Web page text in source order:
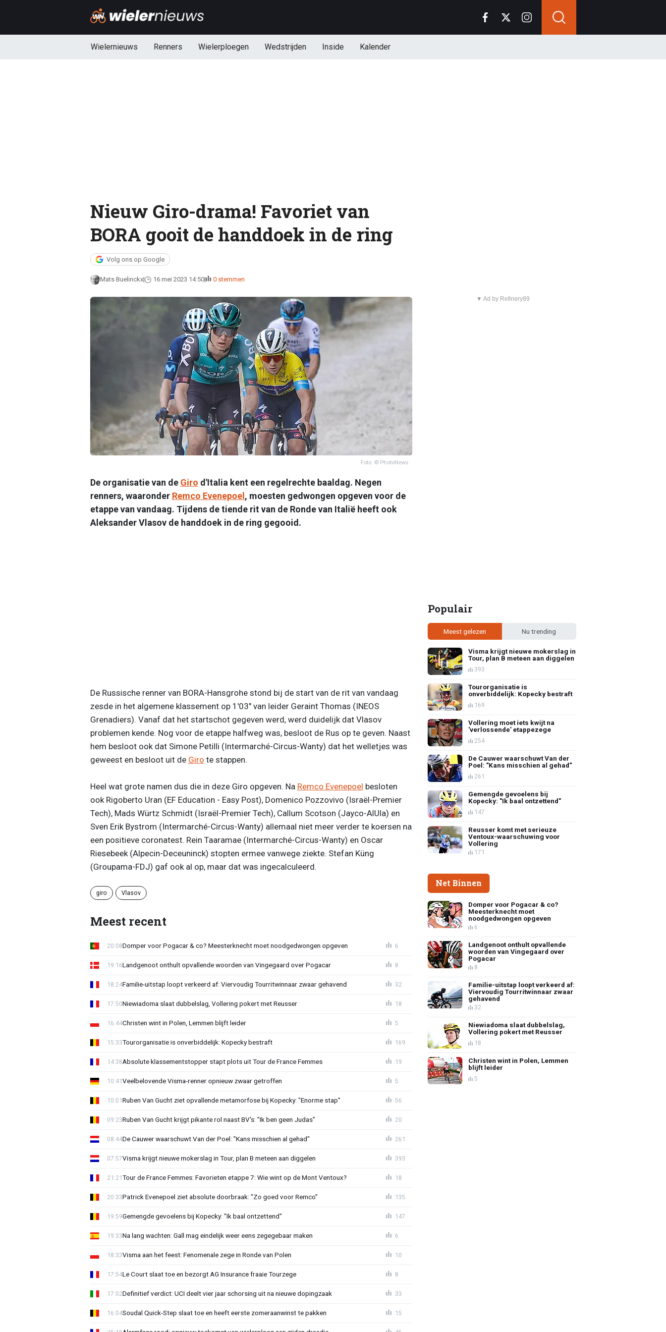
Wielernieuws Renners Wielerploegen Wedstrijden Inside Kalender
Nieuw Giro-drama! Favoriet van
BORA gooit de handdoek in de ring
Volg ons op Google
Mats Buelinckx 16 mei 2023 14:50 0 stemmen
Foto: © PhotoNews
De organisatie van de Giro d'Italia kent een regelrechte baaldag. Negen
renners, waaronder Remco Evenepoel, moesten gedwongen opgeven voor de
etappe van vandaag. Tijdens de tiende rit van de Ronde van Italië heeft ook
Aleksander Vlasov de handdoek in de ring gegooid.
De Russische renner van BORA-Hansgrohe stond bij de start van de rit van vandaag
zesde in het algemene klassement op 1'03" van leider Geraint Thomas (INEOS
Grenadiers). Vanaf dat het startschot gegeven werd, werd duidelijk dat Vlasov
problemen kende. Nog voor de etappe halfweg was, besloot de Rus op te geven. Naast
hem besloot ook dat Simone Petilli (Intermarché-Circus-Wanty) dat het welletjes was
geweest en besloot uit de Giro te stappen.
Heel wat grote namen dus die in deze Giro opgeven. Na Remco Evenepoel besloten
ook Rigoberto Uran (EF Education - Easy Post), Domenico Pozzovivo (Israël-Premier
Tech), Mads Würtz Schmidt (Israël-Premier Tech), Callum Scotson (Jayco-AlUla) en
Sven Erik Bystrom (Intermarché-Circus-Wanty) allemaal niet meer verder te koersen na
een positieve coronatest. Rein Taaramae (Intermarché-Circus-Wanty) en Oscar
Riesebeek (Alpecin-Deceuninck) stopten ermee vanwege ziekte. Stefan Küng
(Groupama-FDJ) gaf ook al op, maar dat was ingecalculeerd.
giro Vlasov
Meest recent
Domper voor Pogacar & co? Meesterknecht moet noodgedwongen opgeven
20:08 6
Landgenoot onthult opvallende woorden van Vingegaard over Pogacar
19:16 8
Familie-uitstap loopt verkeerd af: Viervoudig Tourritwinnaar zwaar gehavend
18:24 32
Niewiadoma slaat dubbelslag, Vollering pokert met Reusser
17:50 18
Christen wint in Polen, Lemmen blijft leider
16:44 5
Tourorganisatie is onverbiddelijk: Kopecky bestraft
15:33 169
Absolute klassementstopper stapt plots uit Tour de France Femmes
14:38 19
Veelbelovende Visma-renner opnieuw zwaar getroffen
10:41 5
Ruben Van Gucht ziet opvallende metamorfose bij Kopecky: "Enorme stap"
10:01 56
Ruben Van Gucht krijgt pikante rol naast BV's: "Ik ben geen Judas"
09:23 20
De Cauwer waarschuwt Van der Poel: "Kans misschien al gehad"
08:44 261
Visma krijgt nieuwe mokerslag in Tour, plan B meteen aan diggelen
07:57 393
Tour de France Femmes: Favorieten etappe 7: Wie wint op de Mont Ventoux?
21:21 18
Patrick Evenepoel ziet absolute doorbraak: "Zo goed voor Remco"
20:33 135
Gemengde gevoelens bij Kopecky: "Ik baal ontzettend"
19:59 147
Na lang wachten: Gall mag eindelijk weer eens zegegebaar maken
19:33 6
Visma aan het feest: Fenomenale zege in Ronde van Polen
18:33 10
Le Court slaat toe en bezorgt AG Insurance fraaie Tourzege
17:54 8
Definitief verdict: UCI deelt vier jaar schorsing uit na nieuwe dopingzaak
17:02 33
Soudal Quick-Step slaat toe en heeft eerste zomeraanwinst te pakken
16:04 15
▼ Ad by Refinery89
Populair
Meest gelezen Nu trending
Visma krijgt nieuwe mokerslag in
Tour, plan B meteen aan diggelen
393
Tourorganisatie is
onverbiddelijk: Kopecky bestraft
169
Vollering moet iets kwijt na
'verlossende' etappezege
254
De Cauwer waarschuwt Van der
Poel: "Kans misschien al gehad"
261
Gemengde gevoelens bij
Kopecky: "Ik baal ontzettend"
147
Reusser komt met serieuze
Ventoux-waarschuwing voor
Vollering
171
Net Binnen
Domper voor Pogacar & co?
Meesterknecht moet
noodgedwongen opgeven
6
Landgenoot onthult opvallende
woorden van Vingegaard over
Pogacar
8
Familie-uitstap loopt verkeerd af:
Viervoudig Tourritwinnaar zwaar
gehavend
32
Niewiadoma slaat dubbelslag,
Vollering pokert met Reusser
18
Christen wint in Polen, Lemmen
blijft leider
5